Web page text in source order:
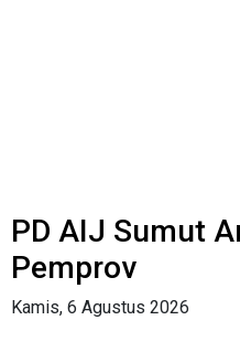
PD AIJ Sumut
Pemprov
Kamis, 6 Agustus 2026